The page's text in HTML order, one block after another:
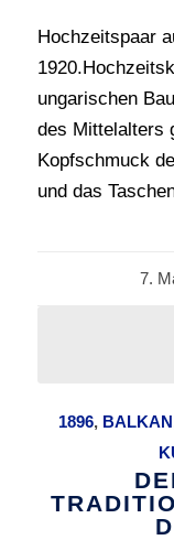
Hochzeitspaar
ungarischen
des Mittelalters
Kopfschmuck
und das
7. /
1896, BALKAN